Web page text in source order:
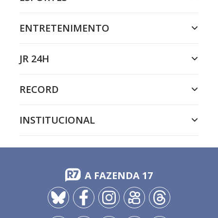
ENTRETENIMENTO
JR 24H
RECORD
INSTITUCIONAL
A FAZENDA 17